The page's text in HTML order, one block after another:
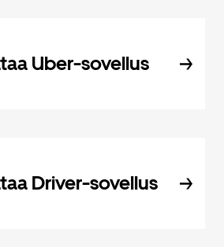
Uber-sovellus
Driver-sovellus